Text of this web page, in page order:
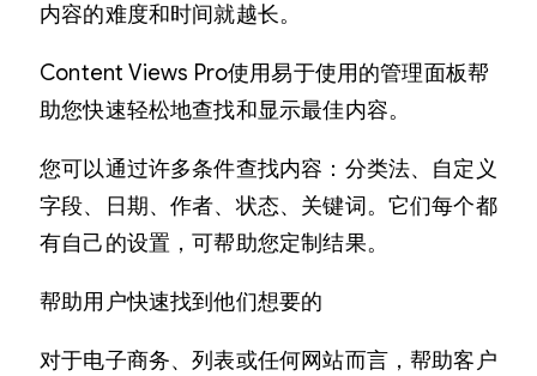
内容的难度和时间就越长。
Content Views Pro使用易于使用的管理面板帮
助您快速轻松地查找和显示最佳内容。
您可以通过许多条件查找内容：分类法、自定义
字段、日期、作者、状态、关键词。它们每个都
有自己的设置，可帮助您定制结果。
帮助用户快速找到他们想要的
对于电子商务、列表或任何网站而言，帮助客户